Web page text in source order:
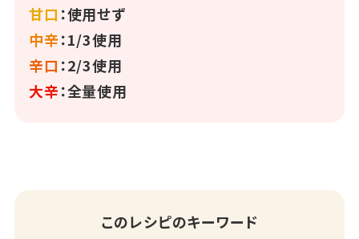
甘口 ：使用せず
中辛：1/3使用
辛口 ：2/3使用
大辛：全量使用
このレシピのキーワード